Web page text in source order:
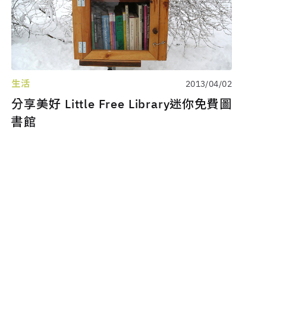
生活 2013/04/02
分享美好 Little Free Library迷你免費圖
書館